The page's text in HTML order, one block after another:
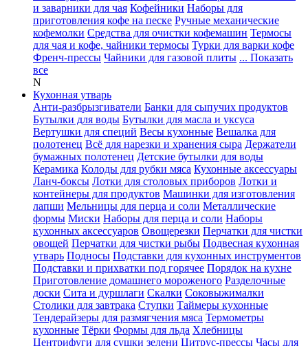
и заварники для чая Кофейники Наборы для
приготовления кофе на песке Ручные механические
кофемолки Средства для очистки кофемашин Термосы
для чая и кофе, чайники термосы Турки для варки кофе
Френч-прессы Чайники для газовой плиты ... Показать
все
N
Кухонная утварь
Анти-разбрызгиватели Банки для сыпучих продуктов
Бутылки для воды Бутылки для масла и уксуса
Вертушки для специй Весы кухонные Вешалка для
полотенец Всё для нарезки и хранения сыра Держатели
бумажных полотенец Детские бутылки для воды
Керамика Колоды для рубки мяса Кухонные аксессуары
Ланч-боксы Лотки для столовых приборов Лотки и
контейнеры для продуктов Машинки для изготовления
лапши Мельницы для перца и соли Металлические
формы Миски Наборы для перца и соли Наборы
кухонных аксессуаров Овощерезки Перчатки для чистки
овощей Перчатки для чистки рыбы Подвесная кухонная
утварь Подносы Подставки для кухонных инструментов
Подставки и прихватки под горячее Порядок на кухне
Приготовление домашнего мороженого Разделочные
доски Сита и дуршлаги Скалки Соковыжималки
Столики для завтрака Ступки Таймеры кухонные
Тендерайзеры для размягчения мяса Термометры
кухонные Тёрки Формы для льда Хлебницы
Центрифуги для сушки зелени Цитрус-прессы Часы для